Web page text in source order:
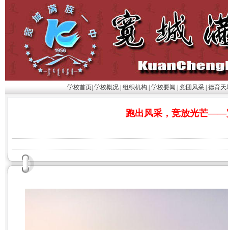
学校首页| 学校概况| 组织机构 学校要闻 党团风采| 德育天
跑出风采，竞放光芒——